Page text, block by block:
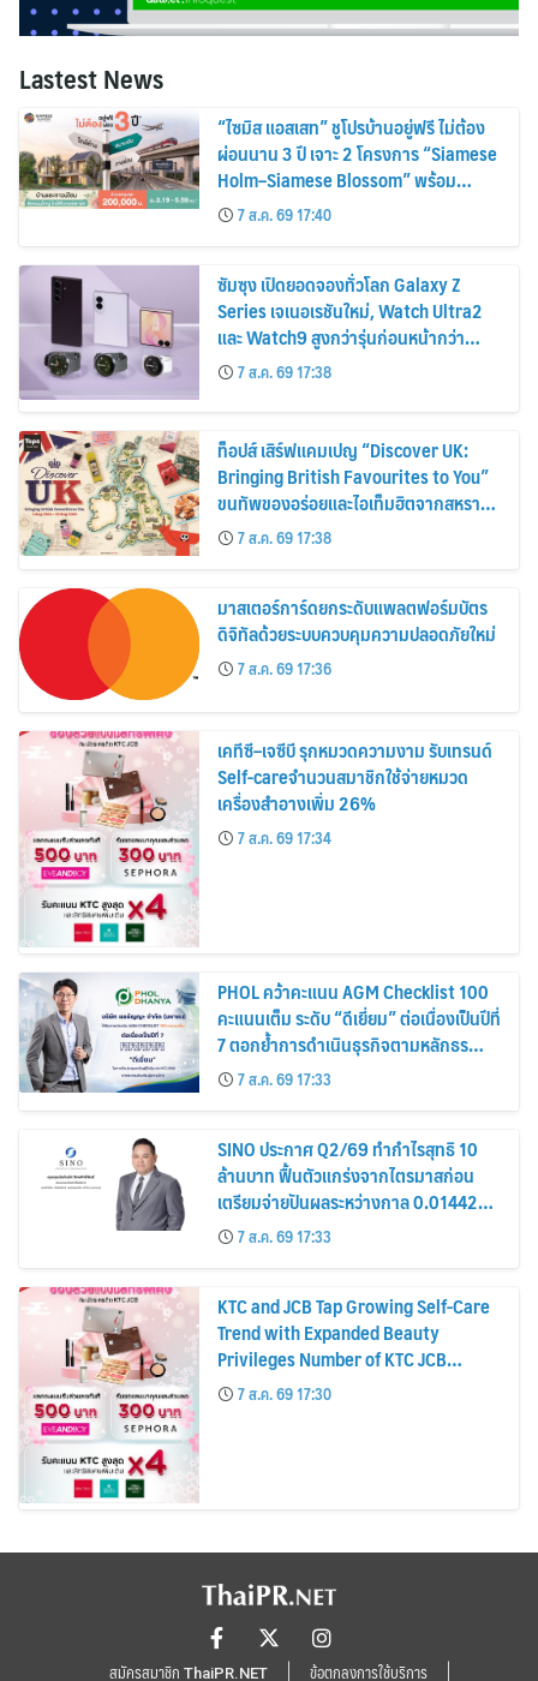
Lastest News
“ไซมิส แอสเสท” ชูโปรบ้านอยู่ฟรี ไม่ต้อง
ผ่อนนาน 3 ปี เจาะ 2 โครงการ “Siamese
Holm–Siamese Blossom” พร้อม
ส่วนลดและสิทธิพิเศษถึง 31 สิงหาคม
2569
7 ส.ค. 69 17:40
ซัมซุง เปิดยอดจองทั่วโลก Galaxy Z
Series เจเนอเรชันใหม่, Watch Ultra2
และ Watch9 สูงกว่ารุ่นก่อนหน้ากว่า
30%7 ส.ค. 69 17:38
ท็อปส์ เสิร์ฟแคมเปญ “Discover UK:
Bringing British Favourites to You”
ขนทัพของอร่อยและไอเท็มฮิตจากสหราช
อาณาจักร ส่งตรงถึงมือตั้งแต่วันนี้ – 18
สิงหาคมนี้
7 ส.ค. 69 17:38
มาสเตอร์การ์ดยกระดับแพลตฟอร์มบัตร
ดิจิทัลด้วยระบบควบคุมความปลอดภัยใหม่
7 ส.ค. 69 17:36
เคทีซี–เจซีบี รุกหมวดความงาม รับเทรนด์
Self-careจำนวนสมาชิกใช้จ่ายหมวด
เครื่องสำอางเพิ่ม 26%
7 ส.ค. 69 17:34
PHOL คว้าคะแนน AGM Checklist 100
คะแนนเต็ม ระดับ “ดีเยี่ยม” ต่อเนื่องเป็นปีที่
7 ตอกย้ำการดำเนินธุรกิจตามหลักธร
รมาภิบาล โปร่งใส สร้างความเชื่อมั่นผู้ถือ
หุ้น
7 ส.ค. 69 17:33
SINO ประกาศ Q2/69 ทำกำไรสุทธิ 10
ล้านบาท ฟื้นตัวแกร่งจากไตรมาสก่อน
เตรียมจ่ายปันผลระหว่างกาล 0.014423
บาทต่อหุ้น ครึ่งปีหลังมุ่งเติบโตต่อเนื่อง
7 ส.ค. 69 17:33
KTC and JCB Tap Growing Self-Care
Trend with Expanded Beauty
Privileges Number of KTC JCB
Cardmembers Spending on
Cosmetics Rises 26%
7 ส.ค. 69 17:30
สมัครสมาชิก ThaiPR.NET ข้อตกลงการใช้บริการ